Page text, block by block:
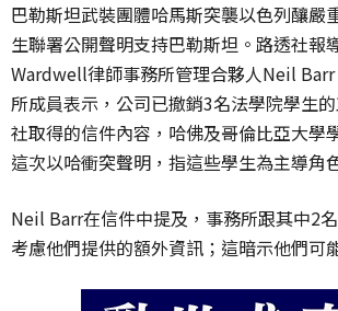
巴勒斯坦武裝團體哈馬斯突襲以色列釀嚴
生聯署公開聲明支持巴勒斯坦。路透社報
Wardwell律師事務所管理合夥人Neil
所成員表示，公司已撤銷3名法學院學生
社取得的信件內容，哈佛及哥倫比亞大學
這次以哈衝突聲明，指這些學生為主導角
Neil Barr在信件中提及，事務所跟其中2
考慮他們提供的額外資訊；這暗示他們可